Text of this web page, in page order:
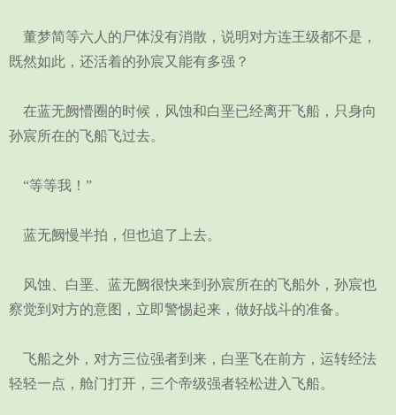
董梦简等六人的尸体没有消散，说明对方连王级都不是，
既然如此，还活着的孙宸又能有多强？
在蓝无阙懵圈的时候，风蚀和白垩已经离开飞船，只身向
孙宸所在的飞船飞过去。
“等等我！”
蓝无阙慢半拍，但也追了上去。
风蚀、白垩、蓝无阙很快来到孙宸所在的飞船外，孙宸也
察觉到对方的意图，立即警惕起来，做好战斗的准备。
飞船之外，对方三位强者到来，白垩飞在前方，运转经法
轻轻一点，舱门打开，三个帝级强者轻松进入飞船。